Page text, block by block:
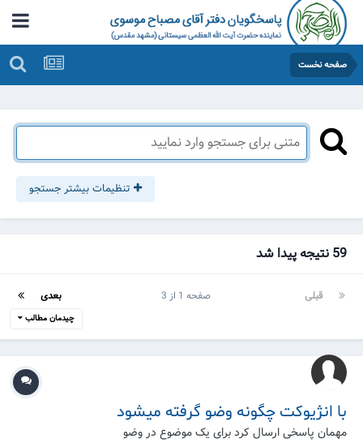
صفحه نخست
تنظیمات بیشتر جستجو
59 نتیجه پیدا شد
قبلی بعدی صفحه 1 از 3
چیدمان مطالب
با انژیوکت چگونه وضو گرفته میشود
مهمان پاسخی ارسال کرد برای یک موضوع در وضو